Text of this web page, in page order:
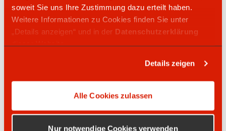
soweit Sie uns Ihre Zustimmung dazu erteilt haben.
Weitere Informationen zu Cookies finden Sie unter
„Details anzeigen“ und in der Datenschutzerklärung
dieser Website.
Details zeigen
Alle Cookies zulassen
Nur notwendige Cookies verwenden
Super: 2,069 €
Super Plus: 2,159 €
Super E10: 2,009 €
Diesel: 2,079 €
Preisangabe zuletzt aktualisiert am 06.08.2026
Die auf dieser Website dargestellten Kraftstoffpreise
werden zeitversetzt übermittelt und erfolgen ohne